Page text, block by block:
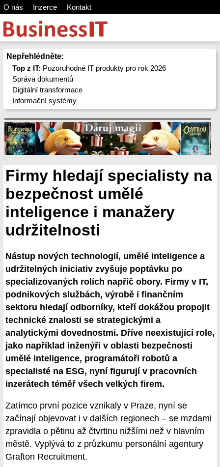
O nás Inzerce Kontakt
Nepřehlédněte:
Top z IT: Pozoruhodné IT produkty pro rok 2026
Správa dokumentů
Digitální transformace
Informační systémy
Firmy hledají specialisty na
bezpečnost umělé
inteligence i manažery
udržitelnosti
Nástup nových technologií, umělé inteligence a
udržitelných iniciativ zvyšuje poptávku po
specializovaných rolích napříč obory. Firmy v IT,
podnikových službách, výrobě i finančním
sektoru hledají odborníky, kteří dokážou propojit
technické znalosti se strategickými a
analytickými dovednostmi. Dříve neexistující role,
jako například inženýři v oblasti bezpečnosti
umělé inteligence, programátoři robotů a
specialisté na ESG, nyní figurují v pracovních
inzerátech téměř všech velkých firem.
Zatímco první pozice vznikaly v Praze, nyní se
začínají objevovat i v dalších regionech – se mzdami
zpravidla o pětinu až čtvrtinu nižšími než v hlavním
městě. Vyplývá to z průzkumu personální agentury
Grafton Recruitment.